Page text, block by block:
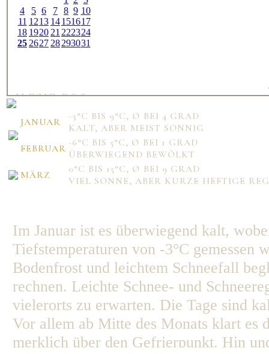
4
5 6 7 8 9 10
11 1213 14151617
18 1920 21 222324
25 2627 28293031
MoDiMiDoFrSaSo
8
9 10 11 121314
15
192021
22
2728
15
16171819 20 21
2223 24252627 28
293031
JANUAR
-3°C BIS 9°C, Ø BEI 4 GRAD
KALT, ABER MEIST SONNIG
FEBRUAR -6°C BIS 5°C, Ø BEI 1 GRAD
ÜBERWIEGEND BEWÖLKT
MÄRZ
0°C BIS 15°C, Ø BEI 9 GRAD
VIEL SONNE, ABER KURZE HEFTIGE
Im Januar ist es überwiegend kalt,
Tiefstemperaturen von -3°C gemessen
Bodenfrost und leichtem Schneefall
rechnen. Leichte Schnee- und
vielerorts zu erwarten. Die Tage sind
Vor allem ab Mitte des Monats klart es
merklich über den Gefrierpunkt. Hin